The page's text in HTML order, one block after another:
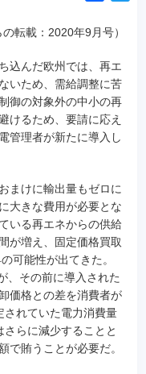
c
b
o
o
k
の転載：2020年9月号）
んだ欧州では、 再エ
いため、需給調整に苦
御の対象外の中小の再
けるため、要請に応え
管理者が新たに導入し
まけに輸出量もゼロに
大きな費用が必要とな
いる再エネからの供給
が増え、固定価格買取
可能性が出てきた。
、その前に導入された
価格との差を消費者が
されていた電力消費量
らに減少することと
で賄うことが必要だ。